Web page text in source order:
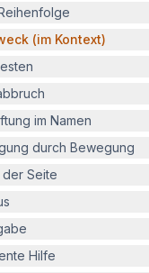
(im Kontext)
im Namen
durch Bewegung
Seite
Hilfe